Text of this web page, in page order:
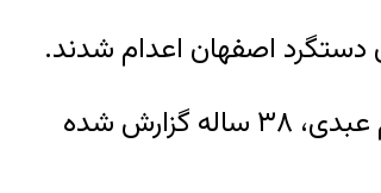
هویت این زندانیان که هر دو اهل شهرستان تربت حیدریه بودند، مجتبی خسروی، ۴۲ ساله، پدر یک فرزند و میثم عبدی، ۳۸ ساله گزارش شده